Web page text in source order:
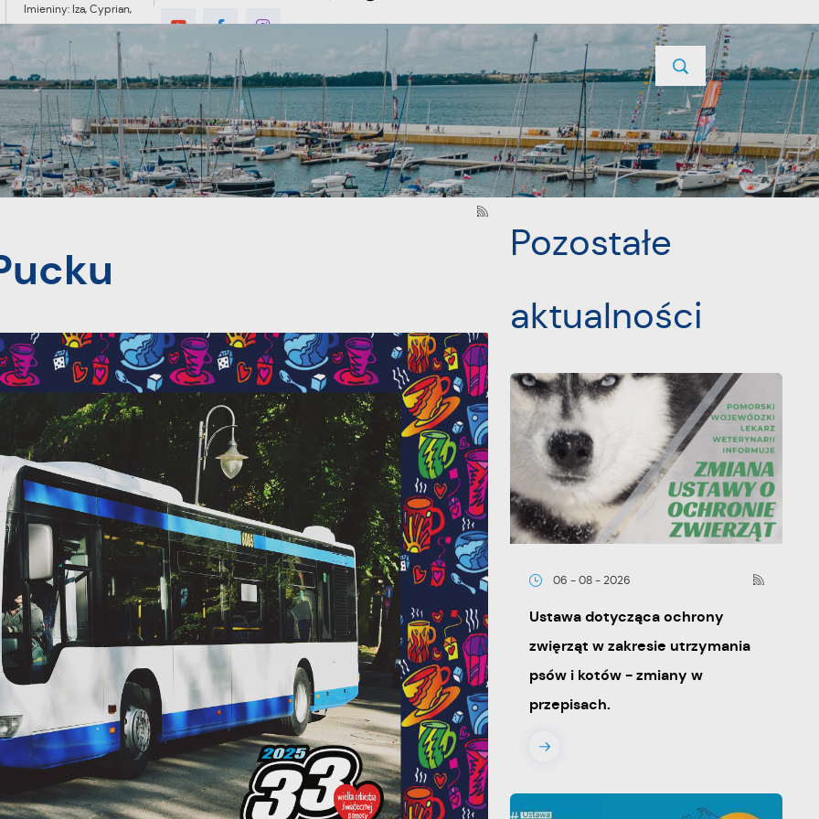
Imieniny: Iza, Cyprian,
Dominik
19°C
MIESZKANIEC TURYSTYKA INWESTYCJE PROJEKTY UNIJNE KONTAKT
NASTĘPNY
Pozostałe
aktualności
06 - 08 - 2026
Ustawa dotycząca ochrony
zwięrząt w zakresie utrzymania
psów i kotów - zmiany w
przepisach.